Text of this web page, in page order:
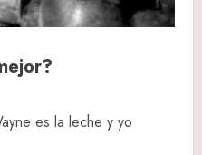
es la leche y yo